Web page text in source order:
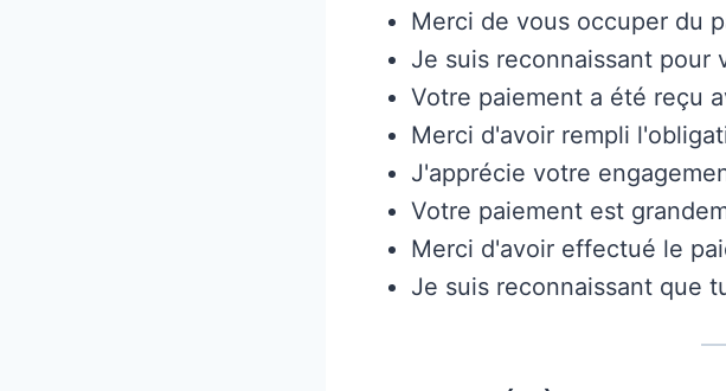
Merci de vous occuper du
Je suis reconnaissant pour
Votre paiement a été reçu
Merci d'avoir rempli
J'apprécie votre
Votre paiement est
Merci d'avoir effectué le
Je suis reconnaissant que